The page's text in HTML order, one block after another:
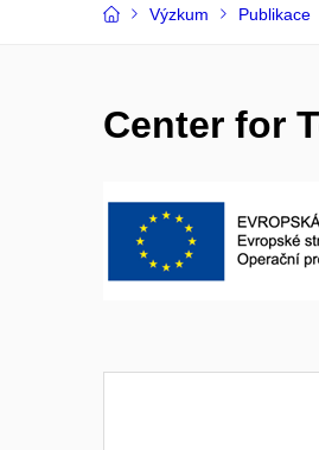
Výzkum Publikace
Center for